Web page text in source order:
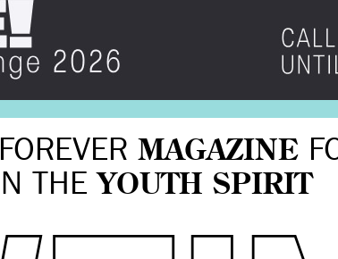
MAGAZINE
THE YOUTH SPIRIT